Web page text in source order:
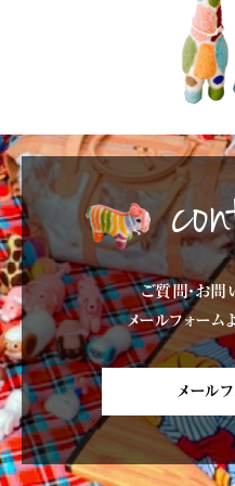
ご質問・お問
メールフォーム
メール